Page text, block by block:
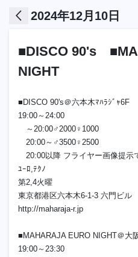
arrow_back_ios 2024年12月10日
■DISCO 90's
NIGHT
■DISCO 90's＠六本木ﾏﾊﾗｼﾞｬ6F
19:00～24:00
～20:00♂2000♀1000
20:00～♂3500♀2500
20:00以降 フライヤー画像提示
ﾕｰﾛ,ﾃｸﾉ
第2,4火曜
東京都港区六本木6-1-3 六門ビル
http://maharaja-r.jp
■MAHARAJA EURO NIGHT＠大
19:00～23:30